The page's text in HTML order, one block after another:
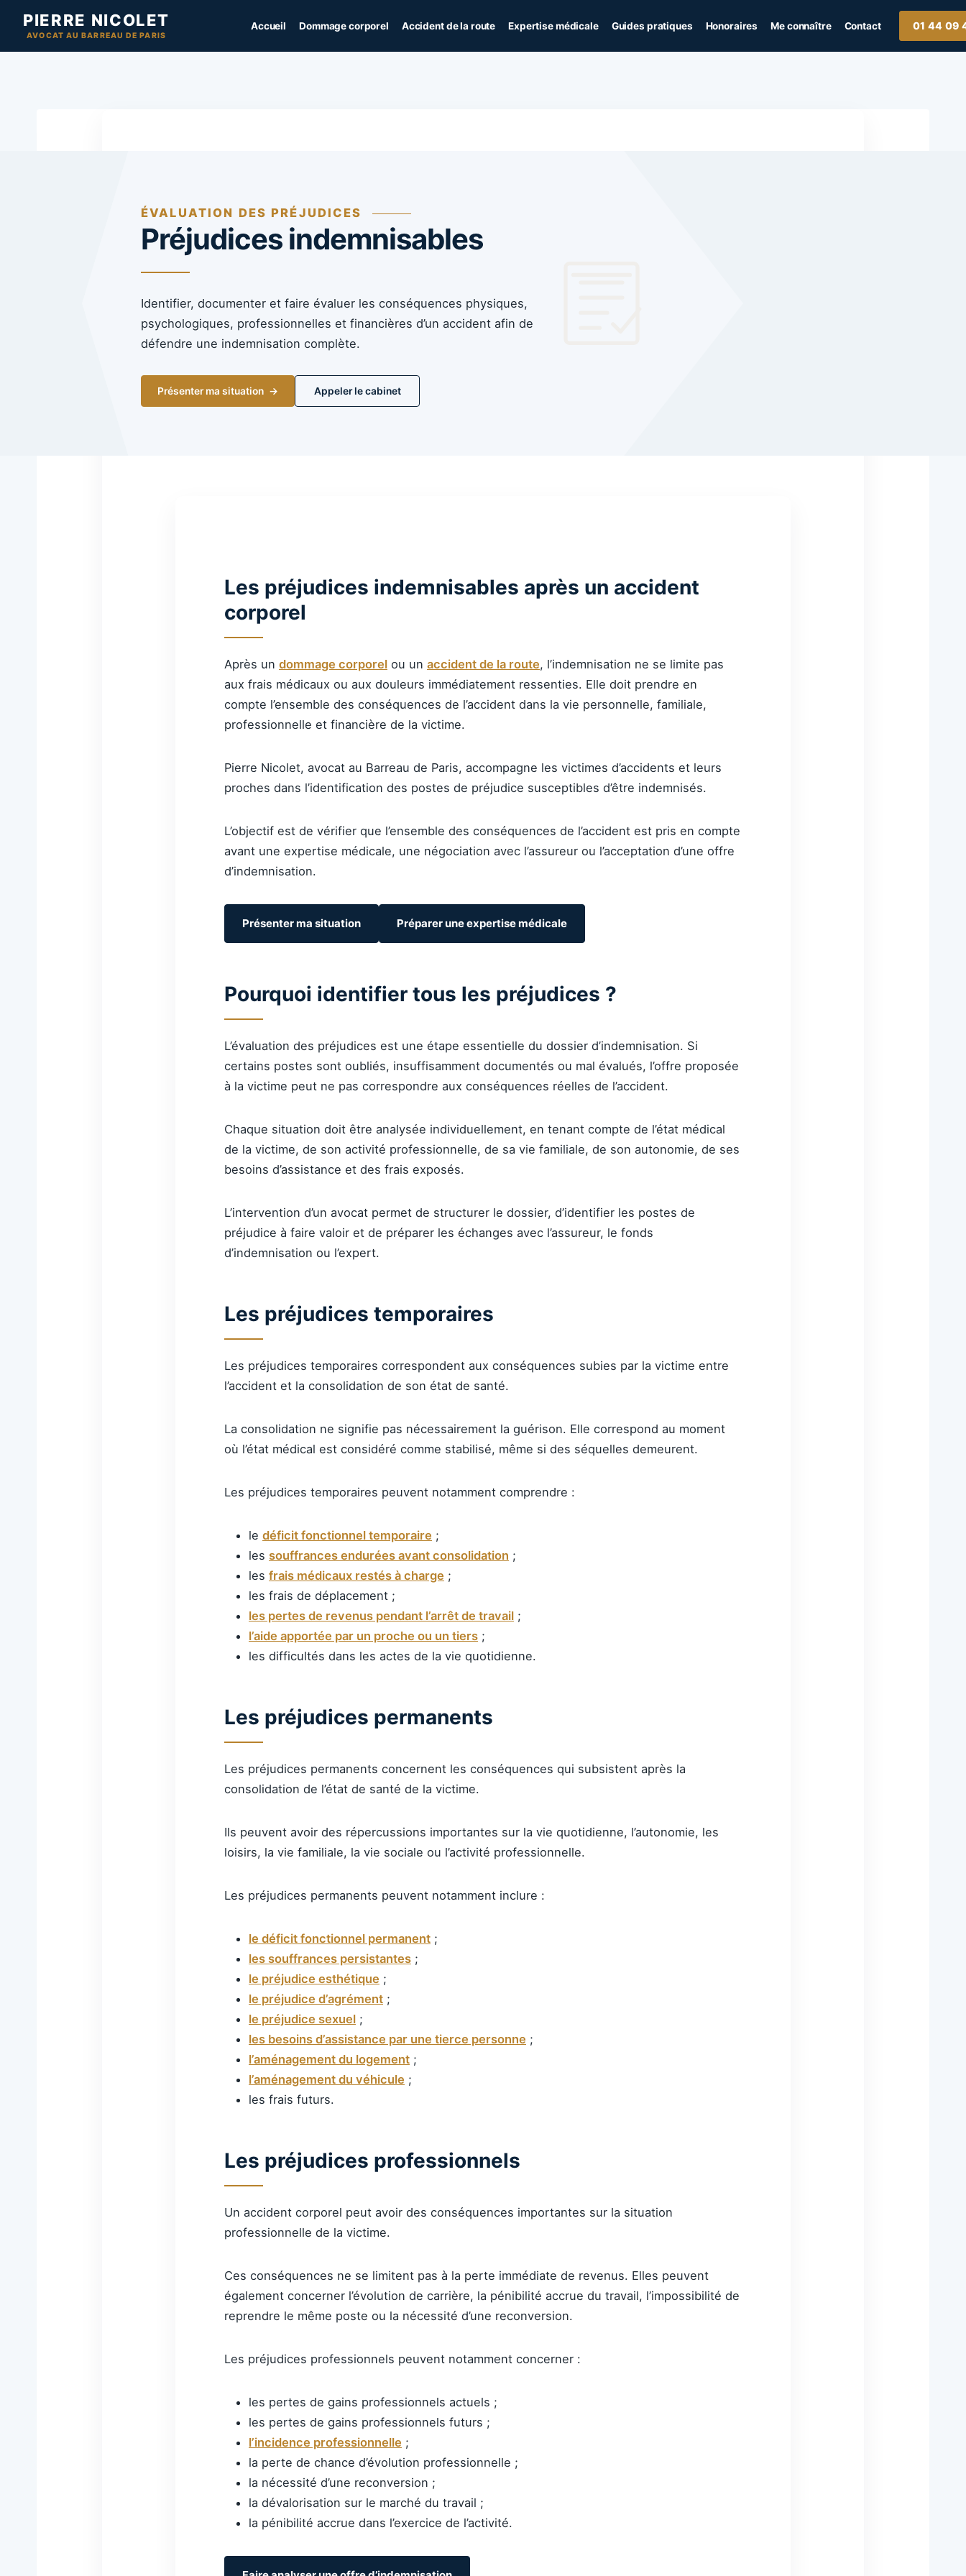
PIERRE NICOLET
AVOCAT AU BARREAU DE PARIS
Accueil Dommage corporel Accident de la route Expertise médicale Guides pratiques Honoraires Me connaître Contact 01 44 09
ÉVALUATION DES PRÉJUDICES
Préjudices indemnisables
Identifier, documenter et faire évaluer les conséquences physiques,
psychologiques, professionnelles et financières d’un accident afin de
défendre une indemnisation complète.
Présenter ma situation Appeler le cabinet
Les préjudices indemnisables après un accident
corporel
Après un dommage corporel ou un accident de la route, l’indemnisation ne se limite pas
aux frais médicaux ou aux douleurs immédiatement ressenties. Elle doit prendre en
compte l’ensemble des conséquences de l’accident dans la vie personnelle, familiale,
professionnelle et financière de la victime.
Pierre Nicolet, avocat au Barreau de Paris, accompagne les victimes d’accidents et leurs
proches dans l’identification des postes de préjudice susceptibles d’être indemnisés.
L’objectif est de vérifier que l’ensemble des conséquences de l’accident est pris en compte
avant une expertise médicale, une négociation avec l’assureur ou l’acceptation d’une offre
d’indemnisation.
Présenter ma situation Préparer une expertise médicale
Pourquoi identifier tous les préjudices ?
L’évaluation des préjudices est une étape essentielle du dossier d’indemnisation. Si
certains postes sont oubliés, insuffisamment documentés ou mal évalués, l’offre proposée
à la victime peut ne pas correspondre aux conséquences réelles de l’accident.
Chaque situation doit être analysée individuellement, en tenant compte de l’état médical
de la victime, de son activité professionnelle, de sa vie familiale, de son autonomie, de ses
besoins d’assistance et des frais exposés.
L’intervention d’un avocat permet de structurer le dossier, d’identifier les postes de
préjudice à faire valoir et de préparer les échanges avec l’assureur, le fonds
d’indemnisation ou l’expert.
Les préjudices temporaires
Les préjudices temporaires correspondent aux conséquences subies par la victime entre
l’accident et la consolidation de son état de santé.
La consolidation ne signifie pas nécessairement la guérison. Elle correspond au moment
où l’état médical est considéré comme stabilisé, même si des séquelles demeurent.
Les préjudices temporaires peuvent notamment comprendre :
le déficit fonctionnel temporaire ;
les souffrances endurées avant consolidation ;
les frais médicaux restés à charge ;
les frais de déplacement ;
les pertes de revenus pendant l’arrêt de travail ;
l’aide apportée par un proche ou un tiers ;
les difficultés dans les actes de la vie quotidienne.
Les préjudices permanents
Les préjudices permanents concernent les conséquences qui subsistent après la
consolidation de l’état de santé de la victime.
Ils peuvent avoir des répercussions importantes sur la vie quotidienne, l’autonomie, les
loisirs, la vie familiale, la vie sociale ou l’activité professionnelle.
Les préjudices permanents peuvent notamment inclure :
le déficit fonctionnel permanent ;
les souffrances persistantes ;
le préjudice esthétique ;
le préjudice d’agrément ;
le préjudice sexuel ;
les besoins d’assistance par une tierce personne ;
l’aménagement du logement ;
l’aménagement du véhicule ;
les frais futurs.
Les préjudices professionnels
Un accident corporel peut avoir des conséquences importantes sur la situation
professionnelle de la victime.
Ces conséquences ne se limitent pas à la perte immédiate de revenus. Elles peuvent
également concerner l’évolution de carrière, la pénibilité accrue du travail, l’impossibilité de
reprendre le même poste ou la nécessité d’une reconversion.
Les préjudices professionnels peuvent notamment concerner :
les pertes de gains professionnels actuels ;
les pertes de gains professionnels futurs ;
l’incidence professionnelle ;
la perte de chance d’évolution professionnelle ;
la nécessité d’une reconversion ;
la dévalorisation sur le marché du travail ;
la pénibilité accrue dans l’exercice de l’activité.